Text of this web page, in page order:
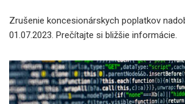
Zrušenie koncesionárskych poplatkov
01.07.2023. Prečítajte si bližšie informácie.